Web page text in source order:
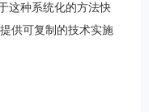
这种系统化的方法快
供可复制的技术实施